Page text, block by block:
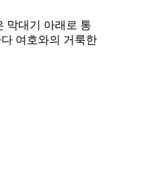
막대기 아래로 통
여호와의 거룩한